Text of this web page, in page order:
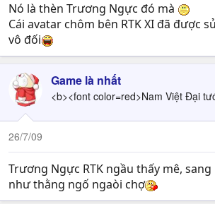
Nó là thèn Trương Ngực đó mà
Cái avatar chôm bên RTK XI đã được
vô đối
Game là nhất
<b><font color=red>Nam Việt Đại
26/7/09
Trương Ngực RTK ngầu thấy mê,
như thằng ngố ngaòi chợ